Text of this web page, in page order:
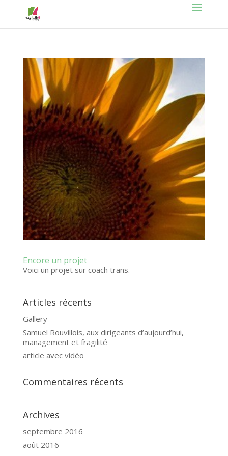
Encore un projet
Voici un projet sur coach trans.
Articles récents
Gallery
Samuel Rouvillois, aux dirigeants d’aujourd’hui,
management et fragilité
article avec vidéo
Commentaires récents
Archives
septembre 2016
août 2016